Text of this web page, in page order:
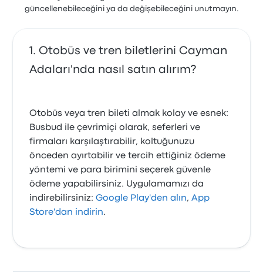
güncellenebileceğini ya da değişebileceğini unutmayın.
Otobüs ve tren biletlerini Cayman
Adaları'nda nasıl satın alırım?
Otobüs veya tren bileti almak kolay ve esnek:
Busbud ile çevrimiçi olarak, seferleri ve
firmaları karşılaştırabilir, koltuğunuzu
önceden ayırtabilir ve tercih ettiğiniz ödeme
yöntemi ve para birimini seçerek güvenle
ödeme yapabilirsiniz. Uygulamamızı da
indirebilirsiniz:Google Play'den alın,App
Store'dan indirin.